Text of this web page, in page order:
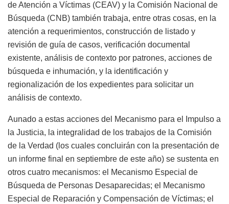
de Atención a Víctimas (CEAV) y la Comisión Nacional de
Búsqueda (CNB) también trabaja, entre otras cosas, en la
atención a requerimientos, construcción de listado y
revisión de guía de casos, verificación documental
existente, análisis de contexto por patrones, acciones de
búsqueda e inhumación, y la identificación y
regionalización de los expedientes para solicitar un
análisis de contexto.
Aunado a estas acciones del Mecanismo para el Impulso a
la Justicia, la integralidad de los trabajos de la Comisión
de la Verdad (los cuales concluirán con la presentación de
un informe final en septiembre de este año) se sustenta en
otros cuatro mecanismos: el Mecanismo Especial de
Búsqueda de Personas Desaparecidas; el Mecanismo
Especial de Reparación y Compensación de Víctimas; el